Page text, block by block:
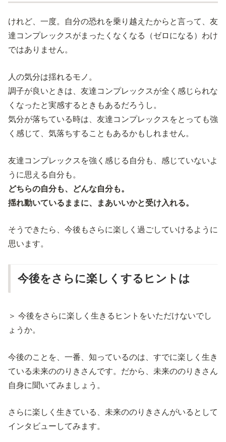
けれど、一度。自分の恐れを乗り越えたからと言って、友
達コンプレックスがまったくなくなる（ゼロになる）わけ
ではありません。
人の気分は揺れるモノ。
調子が良いときは、友達コンプレックスが全く感じられな
くなったと実感するときもあるだろうし。
気分が落ちている時は、友達コンプレックスをとっても強
く感じて、気落ちすることもあるかもしれません。
友達コンプレックスを強く感じる自分も、感じていないよ
うに思える自分も。
どちらの自分も、どんな自分も。
揺れ動いているままに、まあいいかと受け入れる。
そうできたら、今後もさらに楽しく過ごしていけるように
思います。
今後をさらに楽しくするヒントは
＞ 今後をさらに楽しく生きるヒントをいただけないでし
ょうか。
今後のことを、一番、知っているのは、すでに楽しく生き
ている未来ののりきさんです。だから、未来ののりきさん
自身に聞いてみましょう。
さらに楽しく生きている、未来ののりきさんがいるとして
インタビューしてみます。